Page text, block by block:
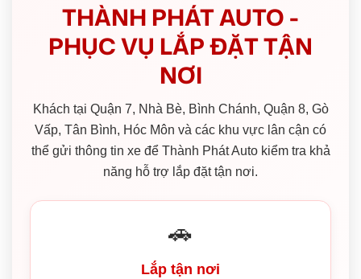
THÀNH PHÁT AUTO -
PHỤC VỤ LẮP ĐẶT TẬN
NƠI
Khách tại Quận 7, Nhà Bè, Bình Chánh, Quận 8, Gò
Vấp, Tân Bình, Hóc Môn và các khu vực lân cận có
thể gửi thông tin xe để Thành Phát Auto kiểm tra khả
năng hỗ trợ lắp đặt tận nơi.
🚗
Lắp tận nơi